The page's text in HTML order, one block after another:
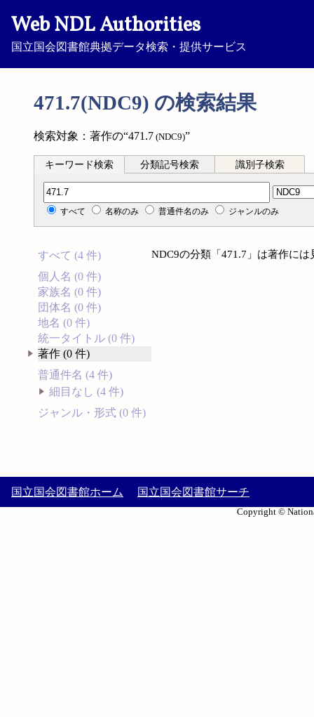
Web NDL Authorities
国立国会図書館典拠データ検索・提供サービス
471.7(NDC9) の検索結果
検索対象：著作の“471.7 (NDC9)”
キーワード検索 分類記号検索 識別子検索
分類記号検索
すべて 名称のみ 普通件名のみ ジャンルのみ
すべて (4 件)
個人名 (0 件)
家族名 (0 件)
団体名 (0 件)
地名 (0 件)
統一タイトル (0 件)
著作 (0 件)
普通件名 (4 件)
細目なし (4 件)
ジャンル・形式 (0 件)
NDC9の分類「471.7」は著作に
国立国会図書館ホーム 国立国会図書館サーチ
Copyright ©